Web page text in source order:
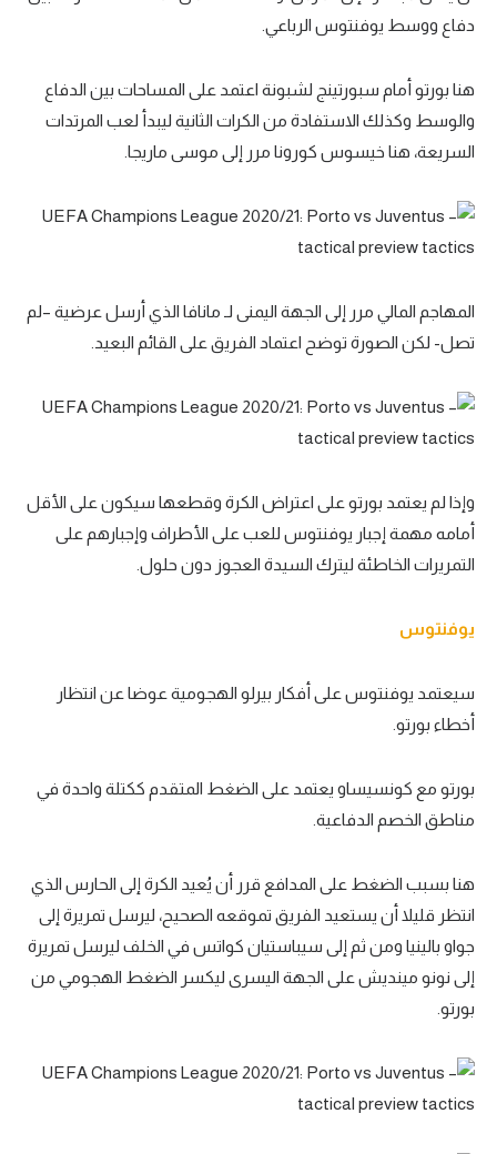
دفاع ووسط يوفنتوس الرباعي.
هنا بورتو أمام سبورتينج لشبونة اعتمد على المساحات بين الدفاع
والوسط وكذلك الاستفادة من الكرات الثانية ليبدأ لعب المرتدات
السريعة، هنا خيسوس كورونا مرر إلى موسى ماريجا.
المهاجم المالي مرر إلى الجهة اليمنى لـ مانافا الذي أرسل عرضية –لم
تصل- لكن الصورة توضح اعتماد الفريق على القائم البعيد.
وإذا لم يعتمد بورتو على اعتراض الكرة وقطعها سيكون على الأقل
أمامه مهمة إجبار يوفنتوس للعب على الأطراف وإجبارهم على
التمريرات الخاطئة ليترك السيدة العجوز دون حلول.
يوفنتوس
سيعتمد يوفنتوس على أفكار بيرلو الهجومية عوضا عن انتظار
أخطاء بورتو.
بورتو مع كونسيساو يعتمد على الضغط المتقدم ككتلة واحدة في
مناطق الخصم الدفاعية.
هنا بسبب الضغط على المدافع قرر أن يُعيد الكرة إلى الحارس الذي
انتظر قليلا أن يستعيد الفريق تموقعه الصحيح، ليرسل تمريرة إلى
جواو بالينيا ومن ثم إلى سيباستيان كواتس في الخلف ليرسل تمريرة
إلى نونو مينديش على الجهة اليسرى ليكسر الضغط الهجومي من
بورتو.